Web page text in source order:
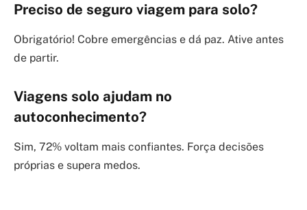
Preciso de seguro viagem para solo?
Obrigatório! Cobre emergências e dá paz. Ative antes
de partir.
Viagens solo ajudam no
autoconhecimento?
Sim, 72% voltam mais confiantes. Força decisões
próprias e supera medos.